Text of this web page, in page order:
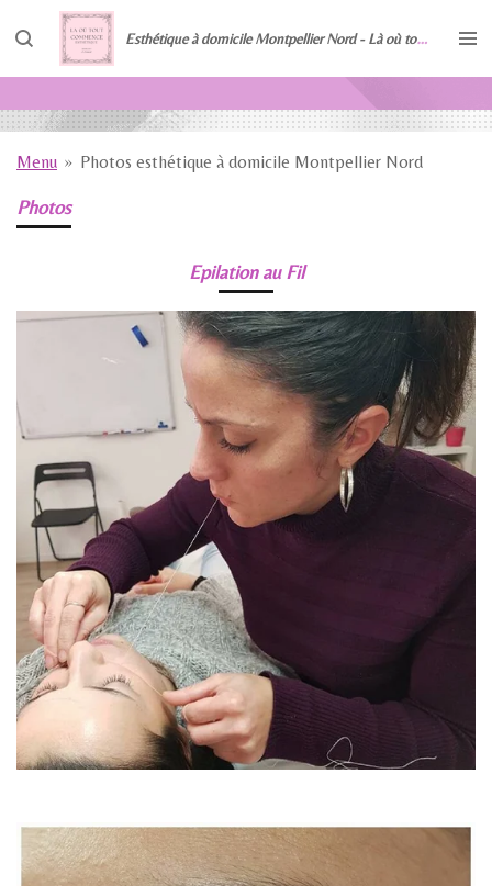
Passer
au
contenu
principal
Esthétique à domicile Montpellier Nord - Là où tout commence
Menu » Photos esthétique à domicile Montpellier Nord
Photos
Epilation au Fil